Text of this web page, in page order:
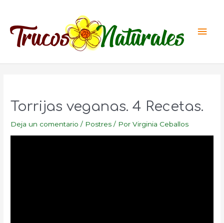
contenido
Torrijas veganas. 4 Recetas.
Deja un comentario / Postres / PorVirginia Ceballos